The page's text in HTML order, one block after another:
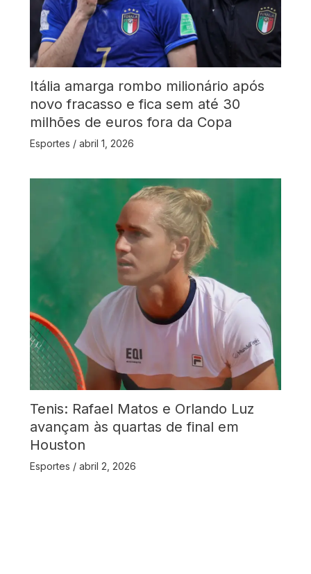
Itália amarga rombo milionário após
novo fracasso e fica sem até 30
milhões de euros fora da Copa
Esportes / abril 1, 2026
Tenis: Rafael Matos e Orlando Luz
avançam às quartas de final em
Houston
Esportes / abril 2, 2026